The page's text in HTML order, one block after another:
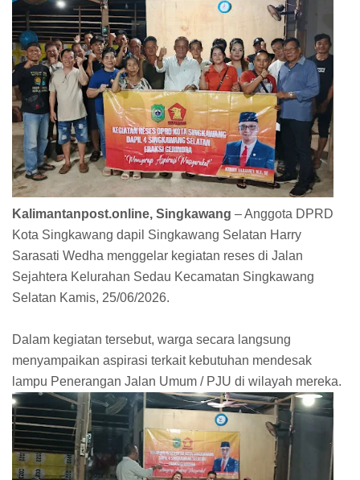
Kalimantanpost.online, Singkawang – Anggota DPRD
Kota Singkawang dapil Singkawang Selatan Harry
Sarasati Wedha menggelar kegiatan reses di Jalan
Sejahtera Kelurahan Sedau Kecamatan Singkawang
Selatan Kamis, 25/06/2026.
Dalam kegiatan tersebut, warga secara langsung
menyampaikan aspirasi terkait kebutuhan mendesak
lampu Penerangan Jalan Umum / PJU di wilayah mereka.